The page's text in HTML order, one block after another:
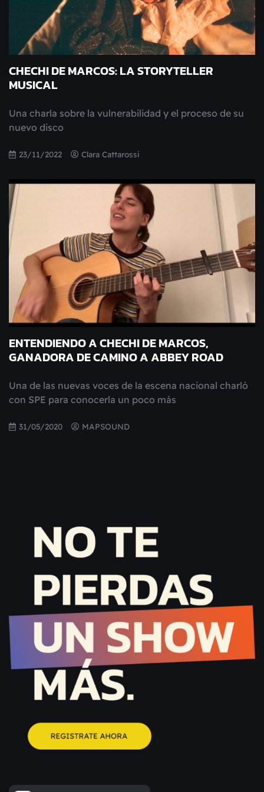
CHECHI DE MARCOS: LA STORYTELLER
MUSICAL
Una charla sobre la vulnerabilidad y el proceso de su
nuevo disco
23/11/2022 Clara Cattarossi
ENTENDIENDO A CHECHI DE MARCOS,
GANADORA DE CAMINO A ABBEY ROAD
Una de las nuevas voces de la escena nacional charló
con SPE para conocerla un poco más
31/05/2020 MAPSOUND